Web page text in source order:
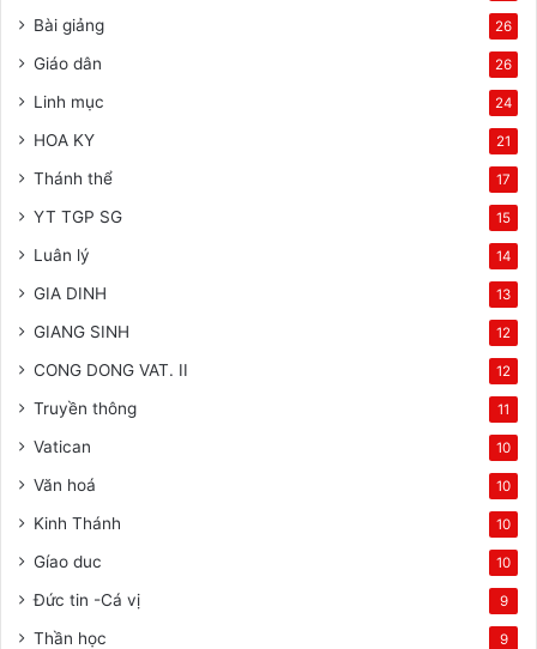
Bài giảng 26
Giáo dân 26
Linh mục 24
HOA KY 21
Thánh thể 17
YT TGP SG 15
Luân lý 14
GIA DINH 13
GIANG SINH 12
CONG DONG VAT. II 12
Truyền thông 11
Vatican 10
Văn hoá 10
Kinh Thánh 10
Gíao duc 10
Đức tin -Cá vị 9
Thần học 9